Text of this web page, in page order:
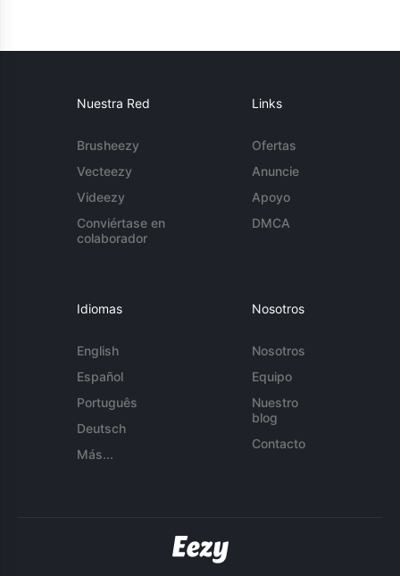
Nuestra Red
Brusheezy
Vecteezy
Videezy
Conviértase en
colaborador
Links
Ofertas
Anuncie
Apoyo
DMCA
Idiomas
English
Español
Português
Deutsch
Más...
Nosotros
Nosotros
Equipo
Nuestro
blog
Contacto